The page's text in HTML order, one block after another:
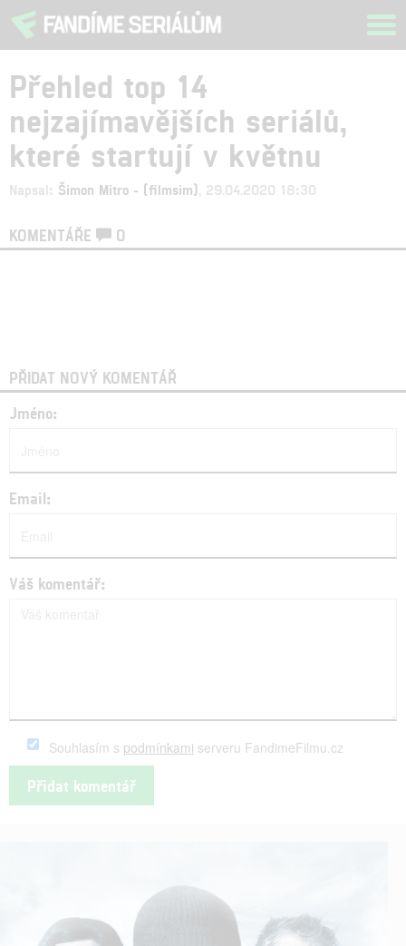
Přehled top 14
nejzajímavějších seriálů,
které startují v květnu
Napsal: Šimon Mitro - (filmsim) , 29.04.2020 18:30
KOMENTÁŘE 0
PŘIDAT NOVÝ KOMENTÁŘ
Jméno:
Email:
Váš komentář:
Souhlasím s podmínkami serveru FandimeFilmu.cz